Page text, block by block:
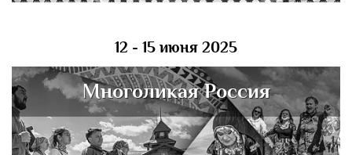
12 - 15 июня 2025
Многоликая Россия